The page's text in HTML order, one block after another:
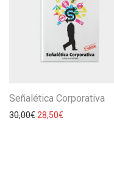
Señalética Corporativa
30,00€28,50€